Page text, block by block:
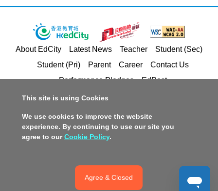
About EdCity Latest News Teacher
Student (Sec)
Student (Pri)
Parent Career
Contact Us
Performance Pledges
EdPost
Copyright © 2026 Hong Kong Education City Limited
Copyright and Intellectual Property Rights
Disclaimer
Policy on Promotion of Racial Equality
This site is using Cookies
We use cookies to improve the website
experience. By continuing to use our site you
agree to ourCookie Policy.
Agree & Closed